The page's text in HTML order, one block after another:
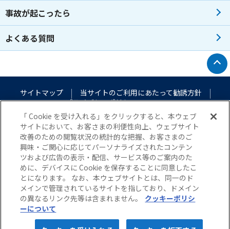
事故が起こったら
よくある質問
サイトマップ 当サイトのご利用にあたって勧誘方針
プライバシーポリシー
（個人情報のお取扱いについて）
© Nisshin Fire & Marine Insurance Co.,Ltd. All Rights Reserved.
5秒でカンタン！ webで完結！
「 Cookie を受け入れる」をクリックすると、本ウェブ
サイトにおいて、お客さまの利便性向上、ウェブサイト
改善のための閲覧状況の統計的な把握、お客さまのご
興味・ご関心に応じてパーソナライズされたコンテン
ツおよび広告の表示・配信、サービス等のご案内のた
めに、デバイスに Cookie を保存することに同意したこ
とになります。 なお、本ウェブサイトとは、同一のド
メインで管理されているサイトを指しており、ドメイン
の異なるリンク先等は含まれません。
クッキーポリシ
ーについて